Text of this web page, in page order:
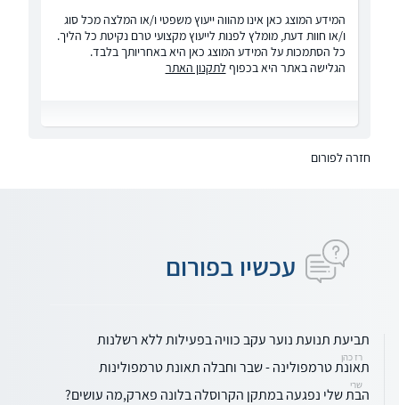
המידע המוצג כאן אינו מהווה ייעוץ משפטי ו/או המלצה מכל סוג
ו/או חוות דעת, מומלץ לפנות לייעוץ מקצועי טרם נקיטת כל הליך.
כל הסתמכות על המידע המוצג כאן היא באחריותך בלבד.
הגלישה באתר היא בכפוף לתקנון האתר
חזרה לפורום
עכשיו בפורום
תביעת תנועת נוער עקב כוויה בפעילות ללא רשלנות
רז כהן
תאונת טרמפולינה - שבר וחבלה תאונת טרמפולינות
שרי
הבת שלי נפגעה במתקן הקרוסלה בלונה פארק,מה עושים?